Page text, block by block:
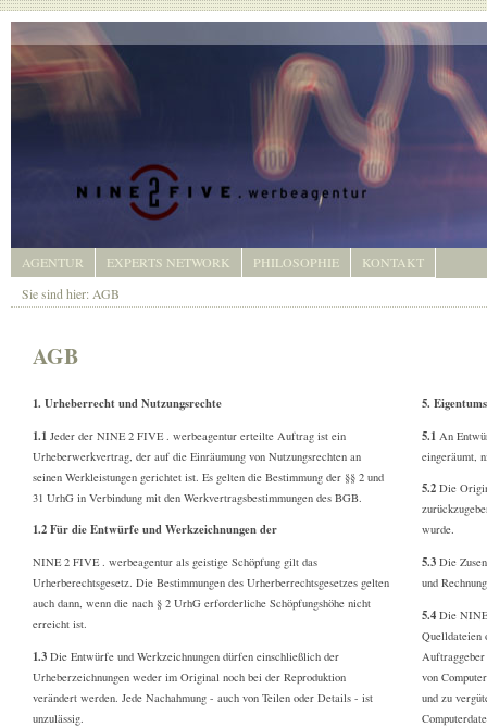
AGENTUR EXPERTS NETWORK PHILOSOPHIE
KONTAKT
Sie sind hier: AGB
AGB
1. Urheberrecht und Nutzungsrechte
1.1 Jeder der NINE 2 FIVE . werbeagentur erteilte Auftrag ist ein
Urheberwerkvertrag, der auf die Einräumung von Nutzungsrechten an
seinen Werkleistungen gerichtet ist. Es gelten die Bestimmung der §§ 2 und
31 UrhG in Verbindung mit den Werkvertragsbestimmungen des BGB.
1.2 Für die Entwürfe und Werkzeichnungen der
NINE 2 FIVE . werbeagentur als geistige Schöpfung gilt das
Urherberechtsgesetz. Die Bestimmungen des Urherberrechtsgesetzes gelten
auch dann, wenn die nach § 2 UrhG erforderliche Schöpfungshöhe nicht
erreicht ist.
1.3 Die Entwürfe und Werkzeichnungen dürfen einschließlich der
Urheberzeichnungen weder im Original noch bei der Reproduktion
verändert werden. Jede Nachahmung - auch von Teilen oder Details - ist
unzulässig.
5.
5.1An
eingeräumt,
5.2Die
wurde.
5.3Die
und
5.4Die NINE
Quelldateien
Auftraggeber
von
und zu